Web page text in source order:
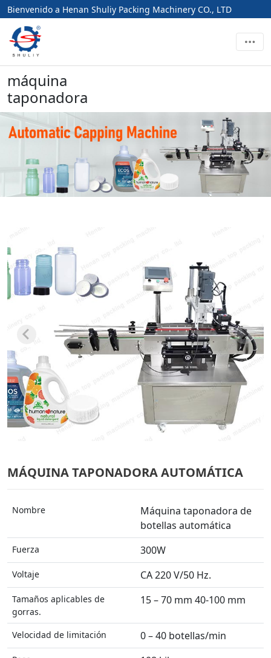
Bienvenido a Henan Shuliy Packing Machinery CO., LTD
máquina
taponadora
MÁQUINA TAPONADORA AUTOMÁTICA
Nombre
Máquina taponadora de
botellas automática
Fuerza 300W
Voltaje CA 220 V/50 Hz.
Tamaños aplicables de
gorras.
15 – 70 mm 40-100 mm
Velocidad de limitación 0 – 40 botellas/min